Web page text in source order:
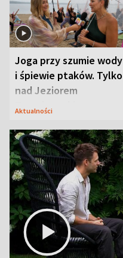
Joga przy szumie wody
i śpiewie ptaków. Tylko
nad Jeziorem
Tarnobrzeskim
Aktualności